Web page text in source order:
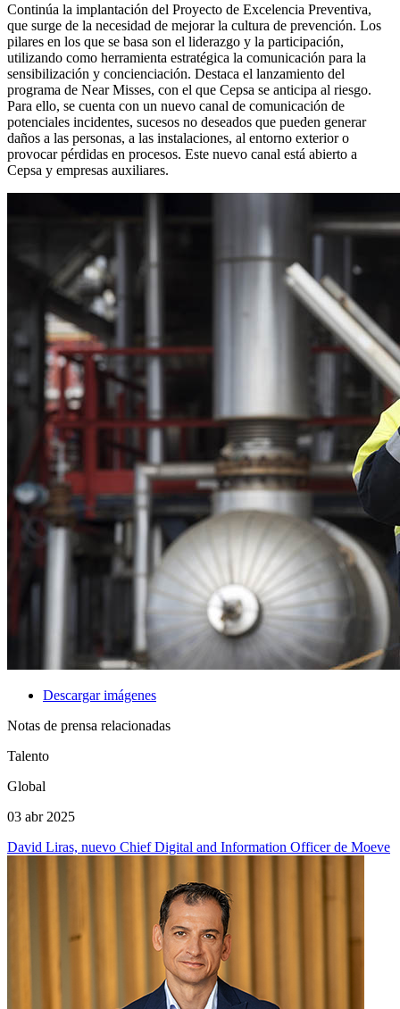
Continúa la implantación del Proyecto de Excelencia Preventiva,
que surge de la necesidad de mejorar la cultura de prevención. Los
pilares en los que se basa son el liderazgo y la participación,
utilizando como herramienta estratégica la comunicación para la
sensibilización y concienciación. Destaca el lanzamiento del
programa de Near Misses, con el que Cepsa se anticipa al riesgo.
Para ello, se cuenta con un nuevo canal de comunicación de
potenciales incidentes, sucesos no deseados que pueden generar
daños a las personas, a las instalaciones, al entorno exterior o
provocar pérdidas en procesos. Este nuevo canal está abierto a
Cepsa y empresas auxiliares.
Descargar imágenes
Notas de prensa relacionadas
Talento
Global
03 abr 2025
David Liras, nuevo Chief Digital and Information Officer de Moeve